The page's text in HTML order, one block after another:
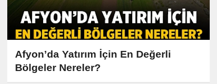
Afyon’da Yatırım İçin En Değerli
Bölgeler Nereler?